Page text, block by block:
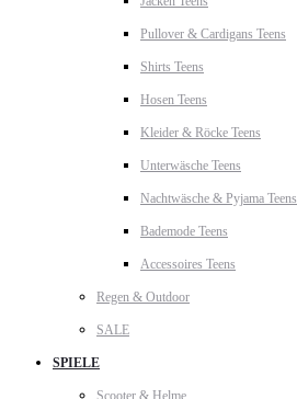
Pullover & Cardigans Teens
Shirts Teens
Hosen Teens
Kleider & Röcke Teens
Unterwäsche Teens
Nachtwäsche & Pyjama Teens
Bademode Teens
Accessoires Teens
Regen & Outdoor
SALE
SPIELE
Scooter & Helme